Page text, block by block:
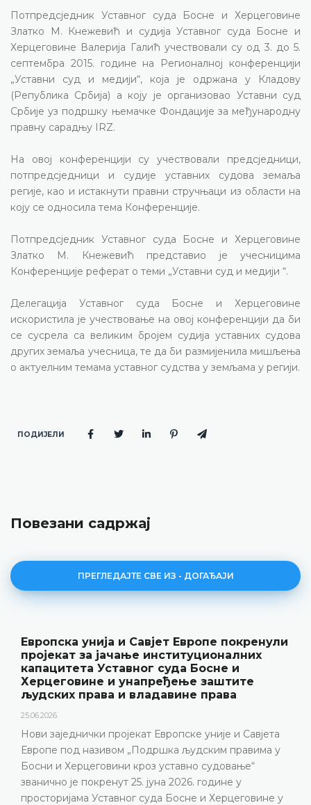
Потпредсједник Уставног суда Босне и Херцеговине
Златко М. Кнежевић и судија Уставног суда Босне и
Херцеговине Валерија Галић учествовали су од 3. до 5.
септембра 2015. године на Регионалној конференцији
„Уставни суд и медији“, која је одржана у Кладову
(Република Србија) а коју је организовао Уставни суд
Србије уз подршку њемачке Фондације за међународну
правну сарадњу IRZ.
На овој конференцији су учествовали предсједници,
потпредсједници и судије уставних судова земаља
регије, као и истакнути правни стручњаци из области на
коју се односила тема Конференције.
Потпредсједник Уставног суда Босне и Херцеговине
Златко М. Кнежевић представио је учесницима
Конференције реферат о теми „Уставни суд и медији “.
Делегација Уставног суда Босне и Херцеговине
искористила је учествовање на овој конференцији да би
се сусрела са великим бројем судија уставних судова
других земаља учесница, те да би размијенила мишљења
о актуелним темама уставног судства у земљама у регији.
ПОДИЈЕЛИ
Повезани садржај
ПРЕГЛЕДАЈТЕ СВЕ ИЗ - ДОГАЂАЈИ
покренули
и
заштите
права
уније и Савјета
правима у
судовање“
године у
и Херцеговине у
Уставни суд БиХ
резултате рада и нову
„Годишњак“
18.05.2026.
представљени релевантна
резултати рада Уставног суда у
изазови с којима се Уставни суд
година, нарочито због